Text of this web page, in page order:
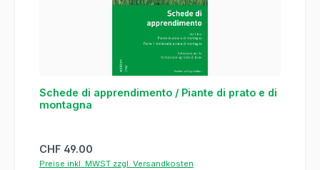
Schede di apprendimento / Piante di prato e di
montagna
Regulärer Preis:
CHF 49.00
Preise inkl. MWST zzgl. Versandkosten